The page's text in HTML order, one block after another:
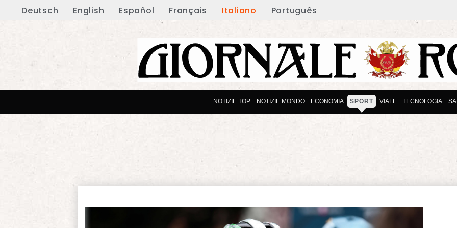
Deutsch English Español Français Italiano Português
NOTIZIE TOP NOTIZIE MONDO ECONOMIA SPORT VIALE TECNOLOGIA